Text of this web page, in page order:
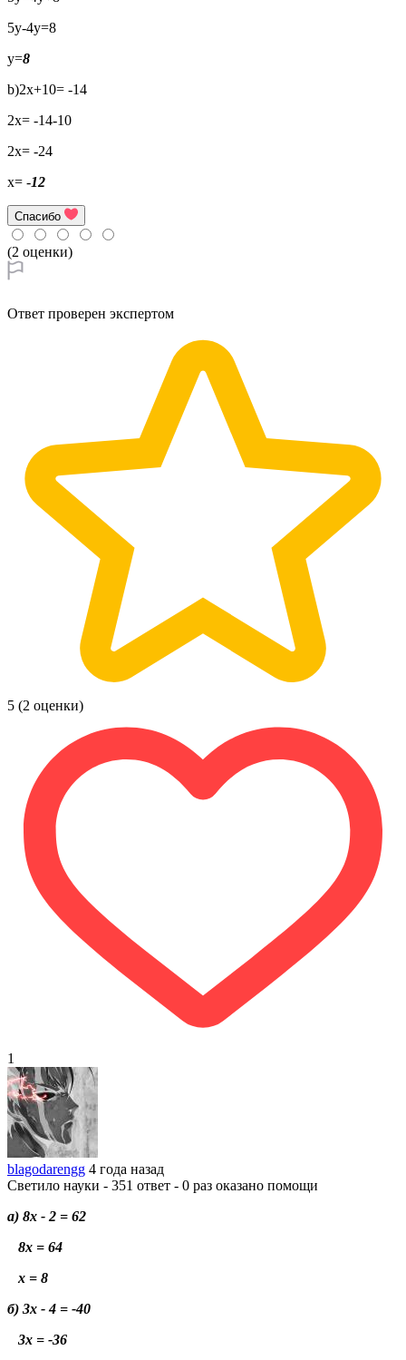
5y-4y=8
y=8
b)2x+10= -14
2x= -14-10
2x= -24
x= -12
Спасибо
(2 оценки)
Ответ проверен экспертом
5 (2 оценки)
1
blagodarengg 4 года назад
Светило науки - 351 ответ - 0 раз оказано помощи
a) 8x - 2 = 62
8x = 64
x = 8
б) 3x - 4 = -40
3x = -36